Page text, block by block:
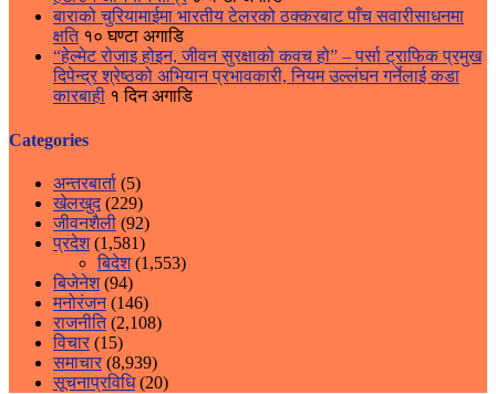
बाराको चुरियामाईमा भारतीय टेलरको ठक्करबाट पाँच सवारीसाधनमा
क्षति १० घण्टा अगाडि
“हेल्मेट रोजाइ होइन, जीवन सुरक्षाको कवच हो” – पर्सा ट्राफिक प्रमुख
दिपेन्द्र श्रेष्ठको अभियान प्रभावकारी, नियम उल्लंघन गर्नेलाई कडा
कारबाही १ दिन अगाडि
Categories
अन्तरबार्ता (5)
खेलखुद(229)
जीवनशैली (92)
प्रदेश(1,581)
बिदेश(1,553)
बिजेनेश(94)
मनोरंजन(146)
राजनीति(2,108)
विचार(15)
समाचार(8,939)
सूचनाप्रविधि(20)